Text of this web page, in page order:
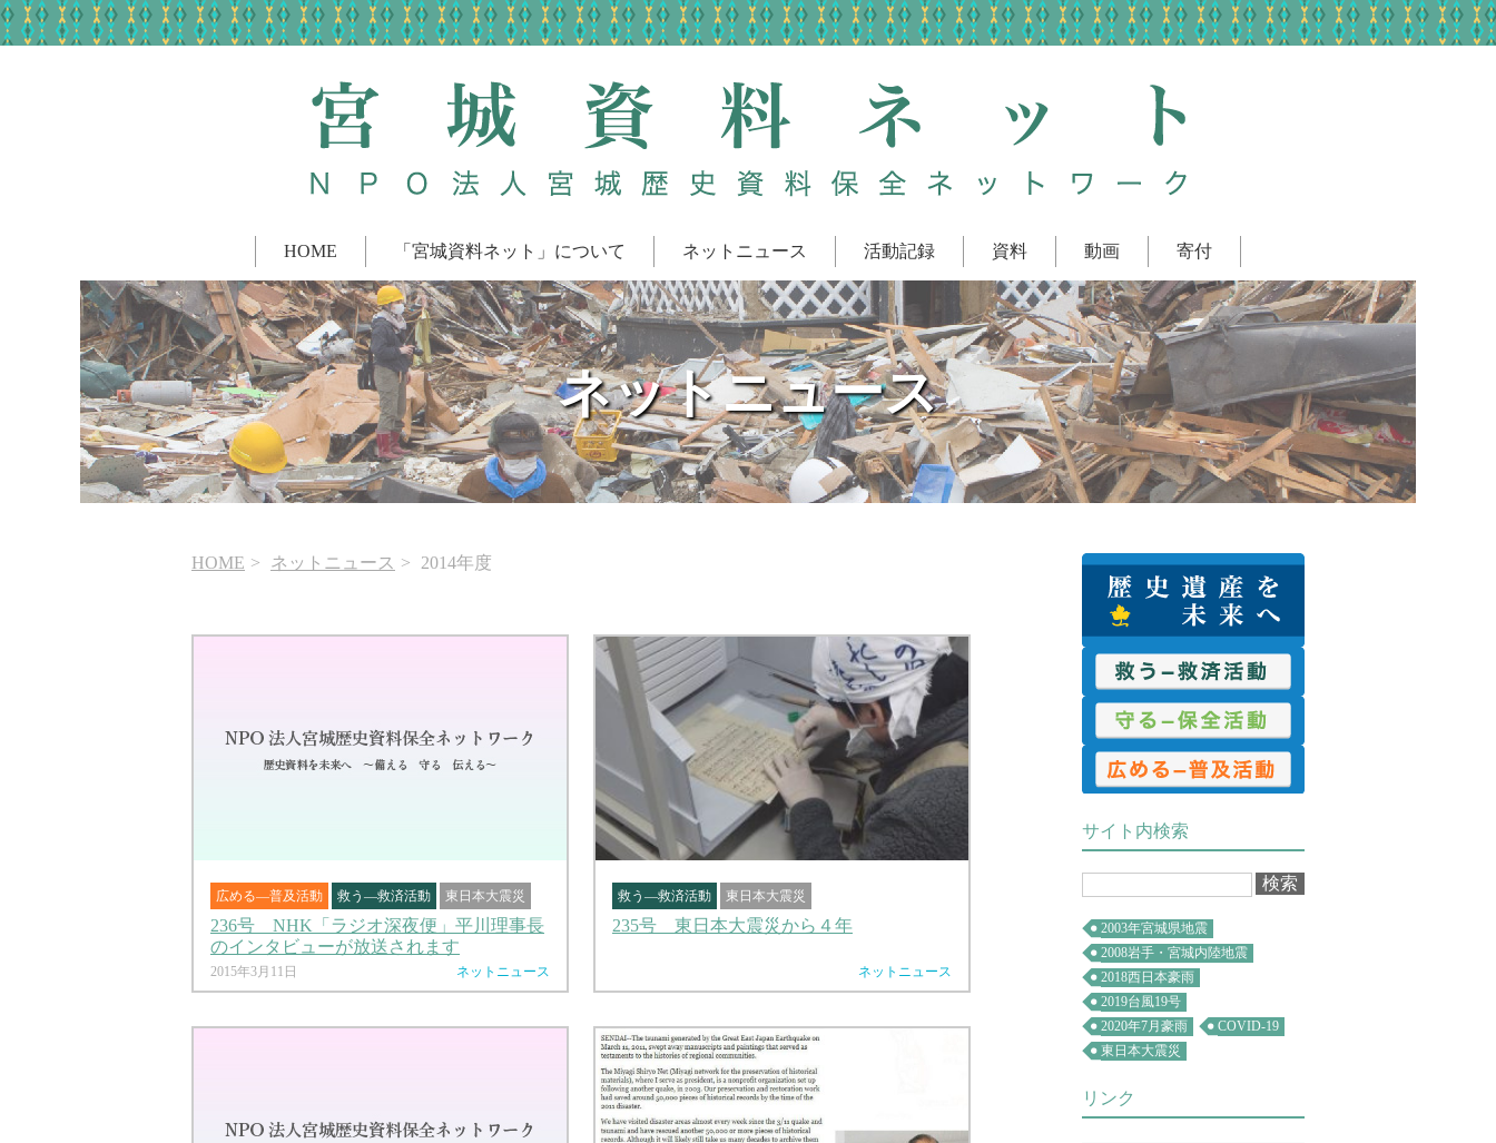
HOME 「宮城資料ネット」について ネットニュース 活動記録 資料 動画 寄付
ネットニュース
HOME ネットニュース 2014年度
広める―普及活動 救う―救済活動 東日本大震災
236号 NHK「ラジオ深夜便」平川理事長
のインタビューが放送されます
2015年3月11日 ネットニュース
救う―救済活動 東日本大震災
235号 東日本大震災から４年
ネットニュース
サイト内検索
2003年宮城県地震
2008岩手・宮城内陸地震
2018西日本豪雨
2019台風19号
2020年7月豪雨
COVID-19
東日本大震災
リンク